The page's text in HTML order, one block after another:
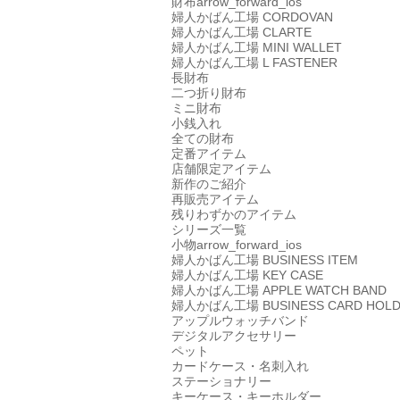
婦人かばん工場 CORDOVAN
婦人かばん工場 CLARTE
婦人かばん工場 MINI WALLET
婦人かばん工場 L FASTENER
長財布
二つ折り財布
ミニ財布
小銭入れ
全ての財布
定番アイテム
店舗限定アイテム
新作のご紹介
再販売アイテム
残りわずかのアイテム
シリーズ一覧
小物arrow_forward_ios
婦人かばん工場 BUSINESS ITEM
婦人かばん工場 KEY CASE
婦人かばん工場 APPLE WATCH BAND
婦人かばん工場 BUSINESS CARD
アップルウォッチバンド
デジタルアクセサリー
ペット
カードケース・名刺入れ
ステーショナリー
キーケース・キーホルダー